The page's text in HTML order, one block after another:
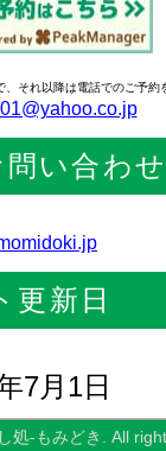
それ以降は電話でのご予約
い合わ
更新日
7月1日
処-もみどき. All